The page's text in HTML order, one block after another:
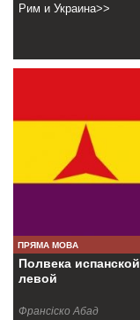
Рим и Украина>>
ПРЯМА МОВА
Полвека испанской
левой
Франсіско Абад